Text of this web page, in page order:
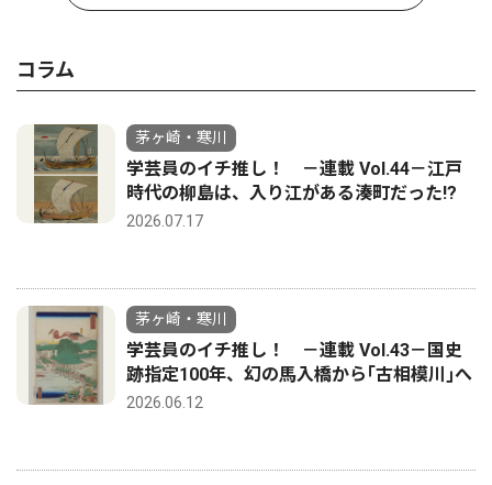
コラム
茅ヶ崎・寒川
学芸員のイチ推し！ －連載 Vol.44－江戸
時代の柳島は、入り江がある湊町だった!?
2026.07.17
茅ヶ崎・寒川
学芸員のイチ推し！ －連載 Vol.43－国史
跡指定100年、幻の馬入橋から｢古相模川｣へ
2026.06.12